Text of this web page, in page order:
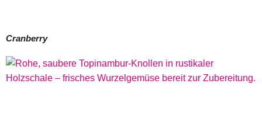
Cranberry